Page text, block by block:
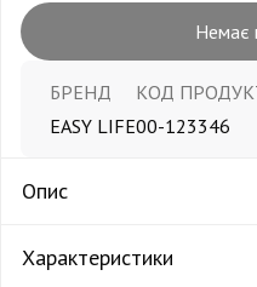
Немає
БРЕНД
EASY LIFE
КОД
00-123346
Опис
Характеристики